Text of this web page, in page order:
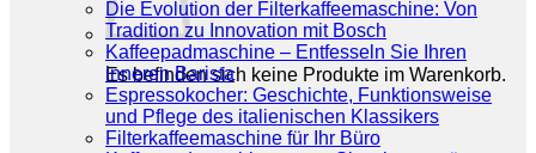
Es befinden sich keine Produkte im Warenkorb.
Die Evolution der Filterkaffeemaschine: Von
Tradition zu Innovation mit Bosch
Kaffeepadmaschine – Entfesseln Sie Ihren
inneren Barista
Espressokocher: Geschichte, Funktionsweise
und Pflege des italienischen Klassikers
Filterkaffeemaschine für Ihr Büro